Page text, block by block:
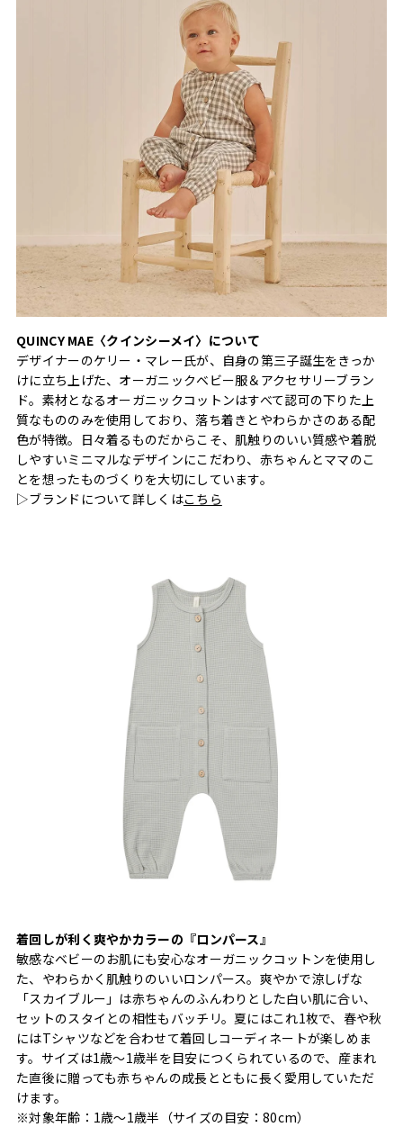
QUINCY MAE〈クインシーメイ〉について
デザイナーのケリー・マレー氏が、自身の第三子誕生をきっか
けに立ち上げた、オーガニックベビー服＆アクセサリーブラン
ド。素材となるオーガニックコットンはすべて認可の下りた上
質なもののみを使用しており、落ち着きとやわらかさのある配
色が特徴。日々着るものだからこそ、肌触りのいい質感や着脱
しやすいミニマルなデザインにこだわり、赤ちゃんとママのこ
とを想ったものづくりを大切にしています。
▷ブランドについて詳しくはこちら
着回しが利く爽やかカラーの『ロンパース』
敏感なベビーのお肌にも安心なオーガニックコットンを使用し
た、やわらかく肌触りのいいロンパース。爽やかで涼しげな
「スカイブルー」は赤ちゃんのふんわりとした白い肌に合い、
セットのスタイとの相性もバッチリ。夏にはこれ1枚で、春や秋
にはTシャツなどを合わせて着回しコーディネートが楽しめま
す。サイズは1歳〜1歳半を目安につくられているので、産まれ
た直後に贈っても赤ちゃんの成長とともに長く愛用していただ
けます。
※対象年齢：1歳〜1歳半（サイズの目安：80cm）